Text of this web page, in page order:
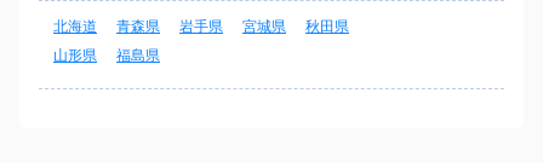
北海道 青森県 岩手県 宮城県
秋田県
山形県
福島県